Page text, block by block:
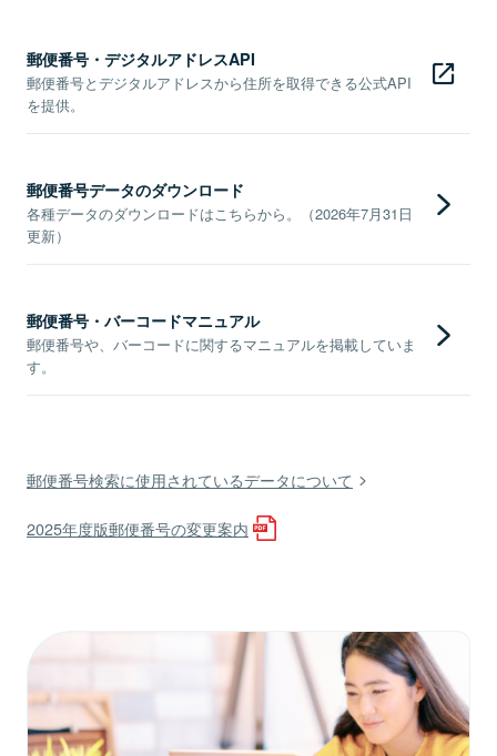
郵便番号・デジタルアドレスAPI
郵便番号とデジタルアドレスから住所を取得できる公式API
を提供。
郵便番号データのダウンロード
各種データのダウンロードはこちらから。（2026年7月31日
更新）
郵便番号・バーコードマニュアル
郵便番号や、バーコードに関するマニュアルを掲載していま
す。
郵便番号検索に使用されているデータについて
2025年度版郵便番号の変更案内